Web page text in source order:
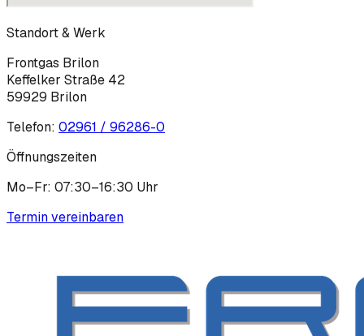
Standort & Werk
Frontgas Brilon
Keffelker Straße 42
59929 Brilon
Telefon: 02961 / 96286-0
Öffnungszeiten
Mo–Fr: 07:30–16:30 Uhr
Termin vereinbaren